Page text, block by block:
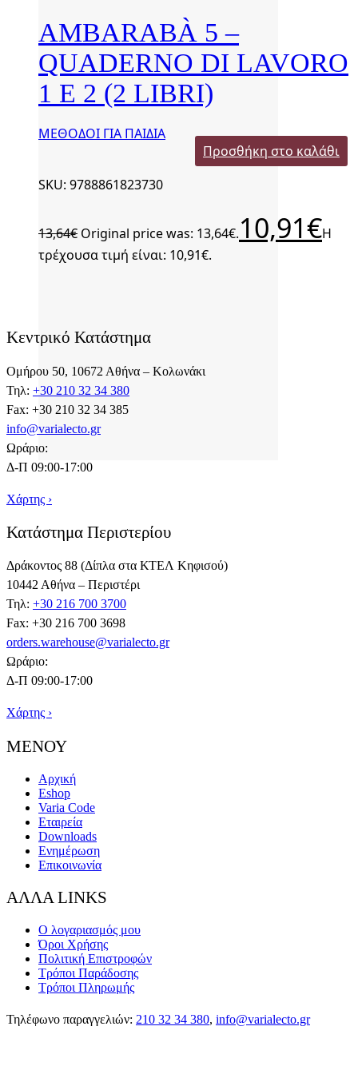
AMBARABÀ 5 –
QUADERNO DI LAVORO
1 E 2 (2 LIBRI)
ΜΕΘΟΔΟΙ ΓΙΑ ΠΑΙΔΙΑ
Προσθήκη στο καλάθι
SKU: 9788861823730
13,64€ Original price was: 13,64€.10,91€Η
τρέχουσα τιμή είναι: 10,91€.
Κεντρικό Κατάστημα
Ομήρου 50, 10672 Αθήνα – Κολωνάκι
Τηλ: +30 210 32 34 380
Fax: +30 210 32 34 385
info@varialecto.gr
Ωράριο:
Δ-Π 09:00-17:00
Χάρτης ›
Κατάστημα Περιστερίου
Δράκοντος 88 (Δίπλα στα ΚΤΕΛ Κηφισού)
10442 Αθήνα – Περιστέρι
Τηλ: +30 216 700 3700
Fax: +30 216 700 3698
orders.warehouse@varialecto.gr
Ωράριο:
Δ-Π 09:00-17:00
Χάρτης ›
ΜΕΝΟΥ
Αρχική
Eshop
Varia Code
Εταιρεία
Downloads
Ενημέρωση
Επικοινωνία
ΑΛΛΑ LINKS
Ο λογαριασμός μου
Όροι Χρήσης
Πολιτική Επιστροφών
Τρόποι Παράδοσης
Τρόποι Πληρωμής
Τηλέφωνο παραγγελιών: 210 32 34 380, info@varialecto.gr